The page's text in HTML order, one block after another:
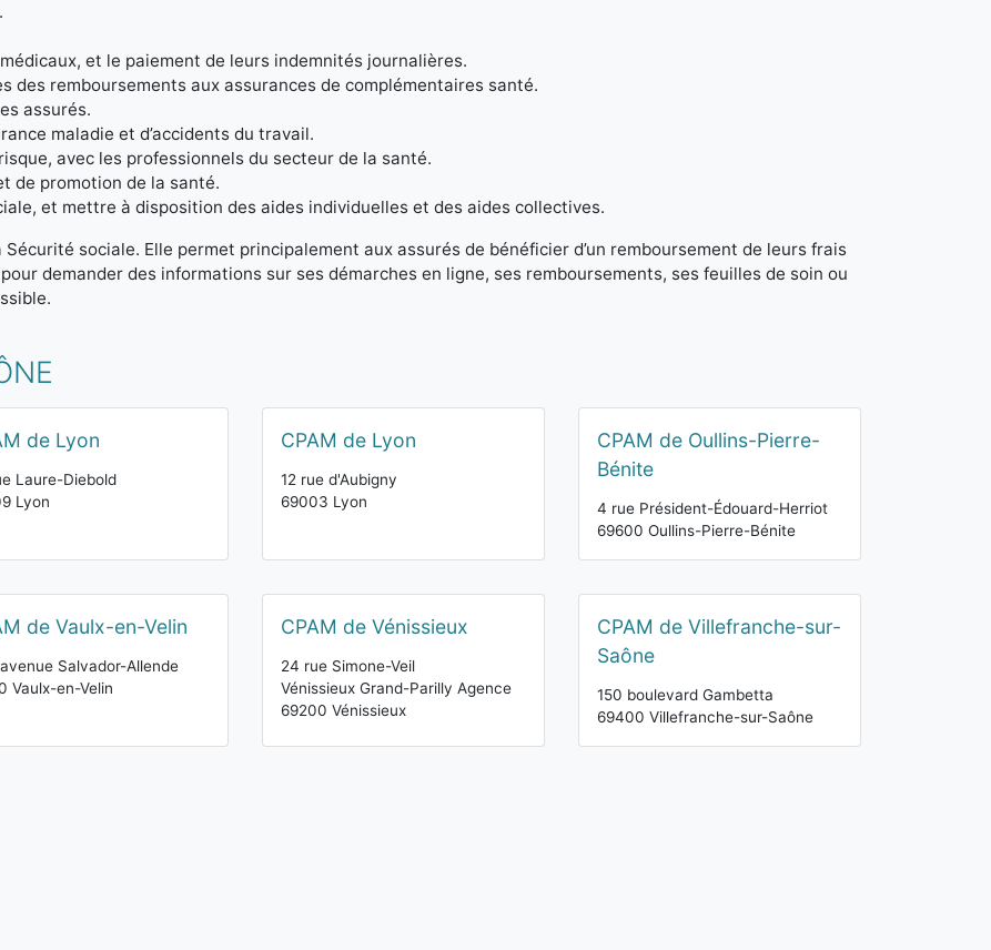
et le paiement de leurs indemnités journalières.
des remboursements aux assurances de complémentaires santé.
assurés.
maladie et d’accidents du travail.
avec les professionnels du secteur de la santé.
de promotion de la santé.
et mettre à disposition des aides individuelles et des aides collectives.
sociale. Elle permet principalement aux assurés de bénéficier d’un remboursement de leurs frais
demander des informations sur ses démarches en ligne, ses remboursements, ses feuilles de soin ou
de Lyon
Laure-Diebold
Lyon
CPAM de Lyon
12 rue d'Aubigny
69003 Lyon
CPAM de Oullins-Pierre-
Bénite
4 rue Président-Édouard-Herriot
69600 Oullins-Pierre-Bénite
de Vaulx-en-Velin
Salvador-Allende
Vaulx-en-Velin
CPAM de Vénissieux
24 rue Simone-Veil
Vénissieux Grand-Parilly Agence
69200 Vénissieux
CPAM de Villefranche-sur-
Saône
150 boulevard Gambetta
69400 Villefranche-sur-Saône